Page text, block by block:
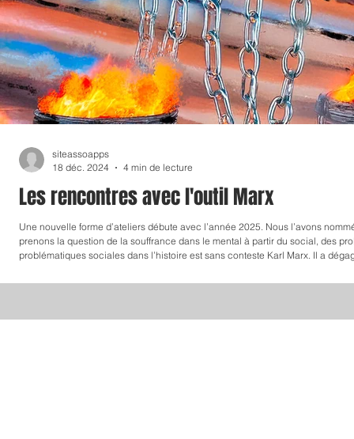
Les rencontres avec l'outil Marx
Une nouvelle forme d’ateliers débute avec l’année 2025. Nous l’avons nommée « Les rencontres avec l’outil Marx » A
prenons la question de la souffrance dans le mental à partir du social, des
problématiques sociales dans l’histoire est sans conteste Karl Marx. Il a
siteassoapps
18 déc. 2024
4 min de lecture